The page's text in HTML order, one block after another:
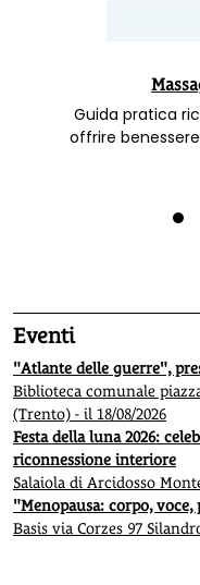
Guida pratica
Eventi
"Atlante delle guerre",
Biblioteca comunale
(Trento) - il 18/08/2026
Festa della luna 2026:
riconnessione interiore
Salaiola di Arcidosso
"Menopausa: corpo,
Basis via Corzes 97